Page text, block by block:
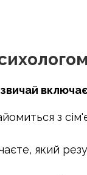
з
який